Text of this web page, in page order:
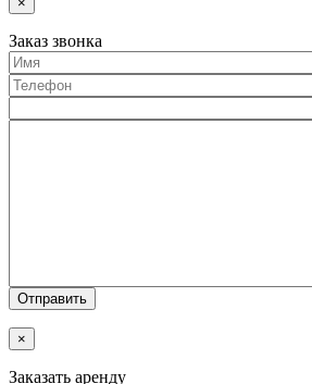
Заказ звонка
×
Заказать аренду